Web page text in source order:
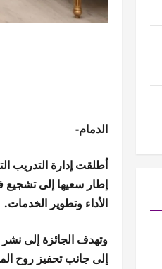
الدمام-
أطلقت إدارة التدريب
إطار سعيها إلى تشجيع
الأداء وتطوير الخدمات.
وتهدف الجائزة إلى نشر
إلى جانب تحفيز روح